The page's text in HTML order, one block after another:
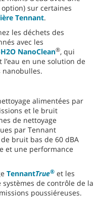
sur certaines
Tennant.
les déchets des
avec les
NanoClean®, qui
en une solution de
nanobulles.
alimentées par
et le bruit
de nettoyage
par Tennant
bruit bas de 60 dBA
et une performance
TennantTrue® et les
de contrôle de la
poussiéreuses.